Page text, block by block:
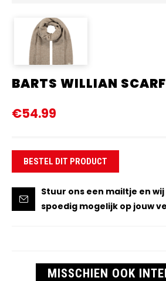
BARTS WILLIAN SCARF
€54.99
BESTEL DIT PRODUCT
Stuur ons een mailtje en
spoedig mogelijk op jouw
MISSCHIEN OOK